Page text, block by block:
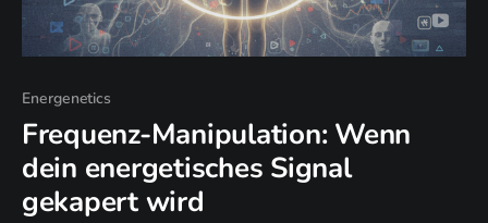
Energenetics
Frequenz-Manipulation: Wenn
dein energetisches Signal
gekapert wird